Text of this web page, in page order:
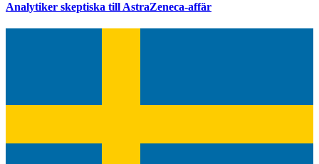
Analytiker skeptiska till AstraZeneca-affär